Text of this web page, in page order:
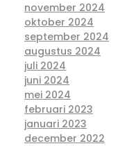
november 2024
oktober 2024
september 2024
augustus 2024
juli 2024
juni 2024
mei 2024
februari 2023
januari 2023
december 2022